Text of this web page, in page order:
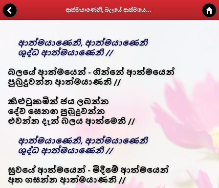
ආත්මයාණෙනි, බලයේ ආත්මයෙන් - Kithunu Gee Potha - Web v1.7
ආත්මයාණෙනි, ආත්මයාණෙනි
ශුද්ධ ආත්මයාණෙනි //
බලයේ ආත්මයෙන් - ගින්නේ ආත්මයෙන්
පුබුදුවන්න ආත්මයාණනි //
කිළුටුකමින් ජය ලබන්න
දේව සෙනඟ පුබුදුවන්න
එවන්න දැන් බලය ආත්මෙනි //
ආත්මයාණෙනි, ආත්මයාණෙනි
ශුද්ධ ආත්මයාණෙනි //
සුවයේ ආත්මයෙන් - මිදීමේ ආත්මයෙන්
අත ගසන්න ආත්මයාණනි //